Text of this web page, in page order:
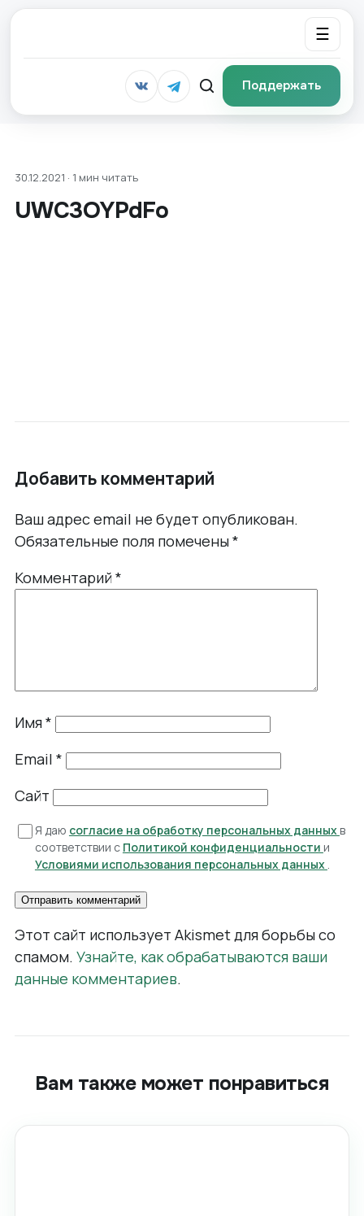
☰
Поддержать
30.12.2021 · 1 мин читать
UWC3OYPdFo
Добавить комментарий
Ваш адрес email не будет опубликован.
Обязательные поля помечены*
Комментарий*
Имя*
Email *
Сайт
Я даю согласие на обработку персональных данных в
соответствии с Политикой конфиденциальности и
Условиями использования персональных данных .
Этот сайт использует Akismet для борьбы со
спамом. Узнайте, как обрабатываются ваши
данные комментариев.
Вам также может понравиться